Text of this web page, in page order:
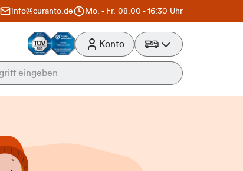
info@curanto.de Mo. - Fr. 08.00 - 16:30 Uhr
Konto